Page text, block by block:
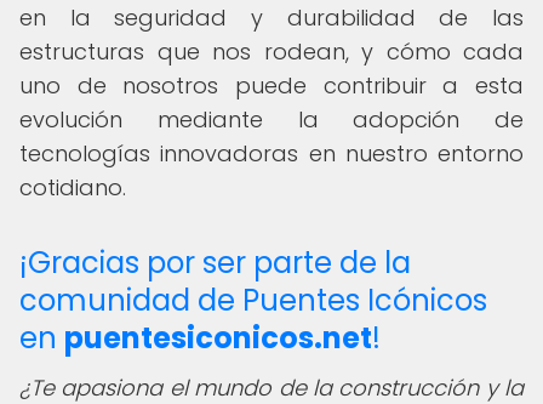
en la seguridad y durabilidad de las
estructuras que nos rodean, y cómo cada
uno de nosotros puede contribuir a esta
evolución mediante la adopción de
tecnologías innovadoras en nuestro entorno
cotidiano.
¡Gracias por ser parte de la
comunidad de Puentes Icónicos
en puentesiconicos.net!
¿Te apasiona el mundo de la construcción y la